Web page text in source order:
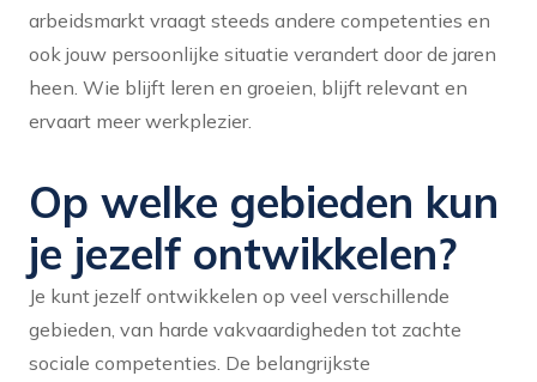
arbeidsmarkt vraagt steeds andere competenties en
ook jouw persoonlijke situatie verandert door de jaren
heen. Wie blijft leren en groeien, blijft relevant en
ervaart meer werkplezier.
Op welke gebieden kun
je jezelf ontwikkelen?
Je kunt jezelf ontwikkelen op veel verschillende
gebieden, van harde vakvaardigheden tot zachte
sociale competenties. De belangrijkste